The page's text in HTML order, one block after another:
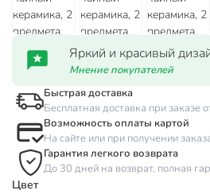
Яркий и красивый
Мнение покупателей
Быстрая доставка
Бесплатная доставка при заказе
Возможность оплаты картой
На сайте или при получении
Гарантия легкого возврата
До 30 дней на возврат, полная
Цвет